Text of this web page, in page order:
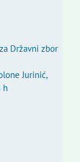
Državni zbor
Jurinić,
h